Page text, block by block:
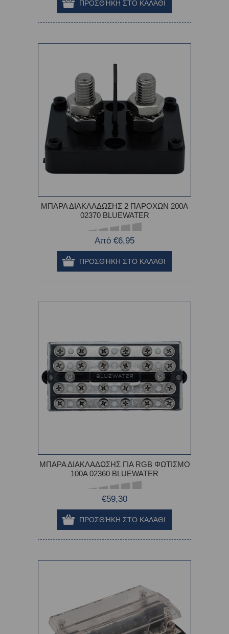
ΜΠΑΡΑ ΔΙΑΚΛΑΔΩΣΗΣ 2 ΠΑΡΟΧΩΝ 200Α
02370 BLUEWATER
Από €6,95
ΜΠΑΡΑ ΔΙΑΚΛΑΔΩΣΗΣ ΓΙΑ RGB ΦΩΤΙΣΜΟ
100A 02360 BLUEWATER
€59,30